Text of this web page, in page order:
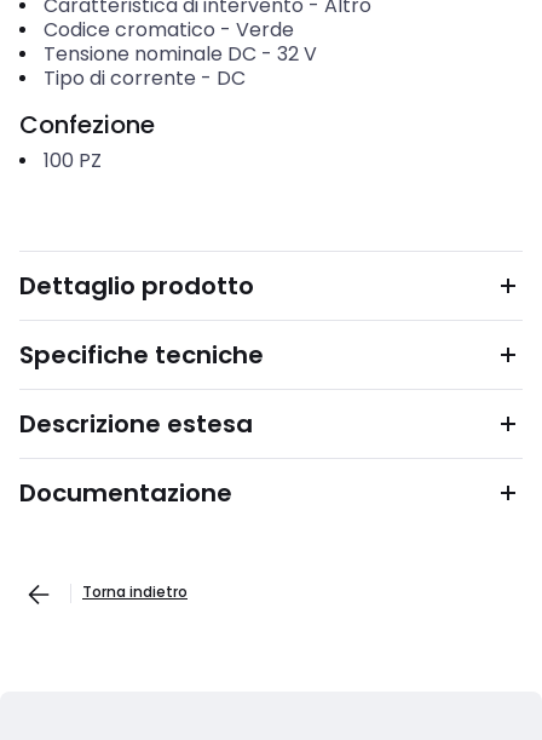
Codice cromatico - Verde
Tensione nominale DC - 32V
Tipo di corrente - DC
Confezione
100 PZ
Dettaglio prodotto
Specifiche tecniche
Descrizione estesa
Documentazione
Torna indietro